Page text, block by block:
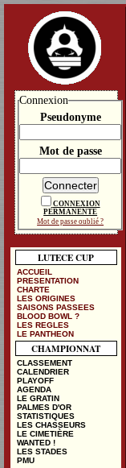
Connexion
Pseudonyme
Mot de passe
CONNEXION
PERMANENTE
Mot de passe oublié ?
LUTECE CUP
ACCUEIL
PRESENTATION
CHARTE
LES ORIGINES
SAISONS PASSEES
BLOOD BOWL ?
LES REGLES
LE PANTHEON
CHAMPIONNAT
CLASSEMENT
CALENDRIER
PLAYOFF
AGENDA
LE GRATIN
PALMES D'OR
STATISTIQUES
LES CHASSEURS
LE CIMETIÈRE
WANTED !
LES STADES
PMU